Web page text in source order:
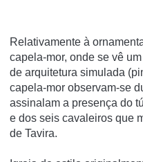
Relativamente à
capela-mor, onde se vê
de arquitetura simulada
capela-mor observam-se
assinalam a presença do
e dos seis cavaleiros que
de Tavira.